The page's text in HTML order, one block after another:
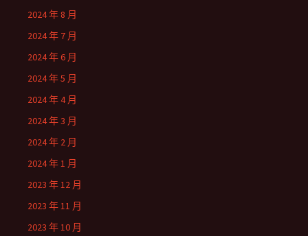
2024 年 8 月
2024 年 7 月
2024 年 6 月
2024 年 5 月
2024 年 4 月
2024 年 3 月
2024 年 2 月
2024 年 1 月
2023 年 12 月
2023 年 11 月
2023 年 10 月